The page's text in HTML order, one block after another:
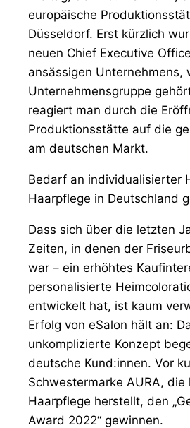
europäische
Düsseldorf. Erst kürzlich
neuen Chief Executive
ansässigen Unternehmens,
Unternehmensgruppe
reagiert man durch die
Produktionsstätte auf die
am deutschen Markt.
Bedarf an individualisierter
Haarpflege in Deutschland
Dass sich über die letzten
Zeiten, in denen der
war – ein erhöhtes
personalisierte
entwickelt hat, ist kaum
Erfolg von eSalon hält an:
unkomplizierte Konzept
deutsche Kund:innen. Vor
Schwestermarke AURA,
Haarpflege herstellt, den
Award 2022“ gewinnen.